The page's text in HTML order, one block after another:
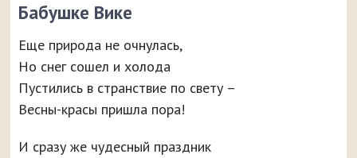
Бабушке Вике
Еще природа не очнулась,
Но снег сошел и холода
Пустились в странствие по свету –
Весны-красы пришла пора!
И сразу же чудесный праздник